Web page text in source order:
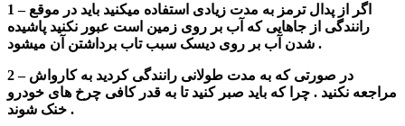
1 – اگر از پدال ترمز به مدت زیادی استفاده میکنید باید در موقع
رانندگی از جاهایی که آب بر روی زمین است عبور نکنید پاشیده
شدن آب بر روی دیسک سبب تاب برداشتن آن میشود .
2 – در صورتی که به مدت طولانی رانندگی کردید به کارواش
مراجعه نکنید . چرا که باید صبر کنید تا به قدر کافی چرخ های خودرو
خنک شوند .